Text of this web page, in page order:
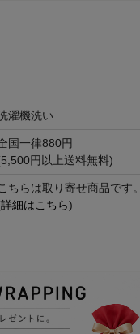
濯機洗い
国一律880円
円以上送料無料)
ちらは取り寄せ商品です。
詳細はこちら)